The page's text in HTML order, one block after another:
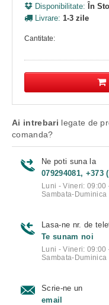
Disponibilitate: În
Livrare: 1-3 zile
Cantitate:
Ai intrebari legate de
comanda?
Ne poti suna la
079294081, +373
Luni - Vineri: 09:00
Sambata-Duminica
Lasa-ne nr. de
Te sunam noi
Luni - Vineri: 09:00
Sambata-Duminica
Scrie-ne un
email